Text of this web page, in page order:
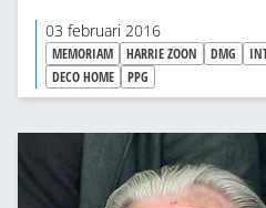
03 februari 2016
MEMORIAM HARRIE ZOON DMG
DECO HOME
PPG